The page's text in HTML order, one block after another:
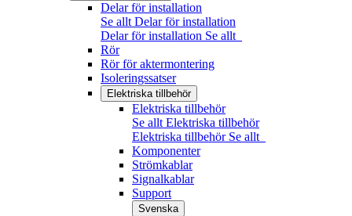
Delar för installation
Se allt Delar för installation
Delar för installation Se allt
Rör
Rör för aktermontering
Isoleringssatser
Elektriska tillbehör
Elektriska tillbehör
Se allt Elektriska tillbehör
Elektriska tillbehör Se allt
Komponenter
Strömkablar
Signalkablar
Support
Svenska